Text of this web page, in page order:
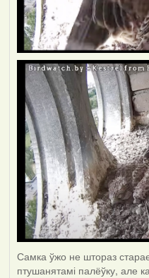
Самка ўжо не штораз
птушанятамі палёўку, але